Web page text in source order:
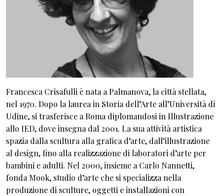
Francesca Crisafulli è nata a Palmanova, la città stellata,
nel 1970. Dopo la laurea in Storia dell’Arte all’Università di
Udine, si trasferisce a Roma diplomandosi in Illustrazione
allo IED, dove insegna dal 2001. La sua attività artistica
spazia dalla scultura alla grafica d’arte, dall’illustrazione
al design, fino alla realizzazione di laboratori d’arte per
bambini e adulti. Nel 2000, insieme a Carlo Nannetti,
fonda Mook, studio d’arte che si specializza nella
produzione di sculture, oggetti e installazioni con